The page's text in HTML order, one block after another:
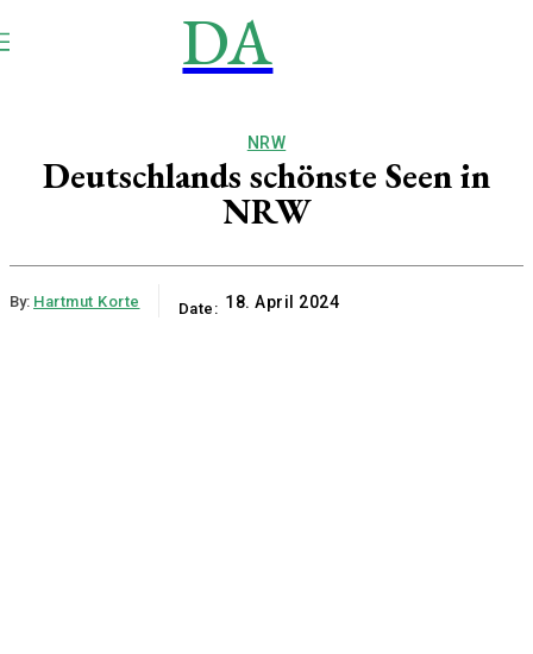
DA
NRW
Deutschlands schönste Seen in
NRW
By: Hartmut Korte Date: 18. April 2024